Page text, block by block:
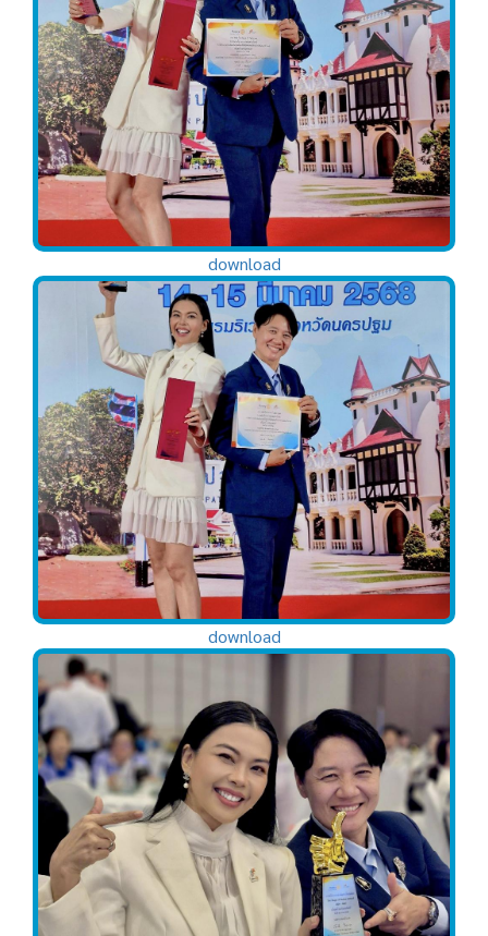
download
download